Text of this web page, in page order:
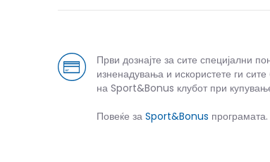
Први дознајте за сите специјални
изненадувања и искористете ги
на Sport&Bonus клубот при
Повеќе за Sport&Bonus програмата.